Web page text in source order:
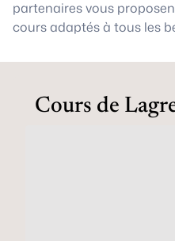
partenaires vous
cours adaptés à tous les
Cours de